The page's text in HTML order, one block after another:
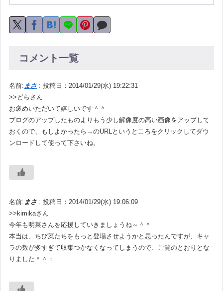
コメント一覧
名前: まさ : 投稿日：2014/01/29(水) 19:22:31
>>どらさん
お褒めいただいて嬉しいです＾＾
ブログのアップしたものよりもう少し解像度の高い画像をアップして
おくので、もしよかったら→のURLというところをクリックしてダウ
ンロードして使って下さいね。
名前: まさ : 投稿日：2014/01/29(水) 19:06:09
>>kimikaさん
今年も明菜さんを応援していきましょうね～＾＾
本当は、ちび菜たちをもっと登場させようかと思ったんですが、キャ
ラの数が多すぎて収集つかなくなってしまうので、ご覧のとおりとな
りました＾＾；